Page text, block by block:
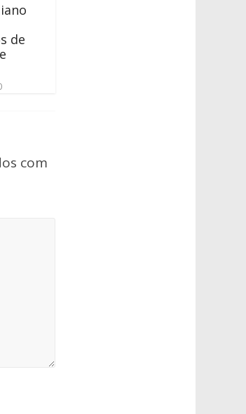
de
com